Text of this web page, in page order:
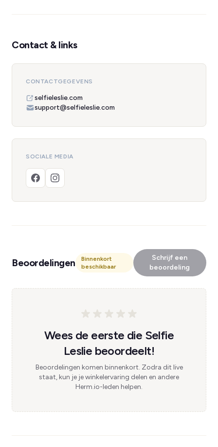
Contact & links
CONTACTGEGEVENS
selfieleslie.com
support@selfieleslie.com
SOCIALE MEDIA
Beoordelingen
Binnenkort
beschikbaar
Schrijf een
beoordeling
Wees de eerste die Selfie
Leslie beoordeelt!
Beoordelingen komen binnenkort. Zodra dit live
staat, kun je je winkelervaring delen en andere
Herm.io-leden helpen.